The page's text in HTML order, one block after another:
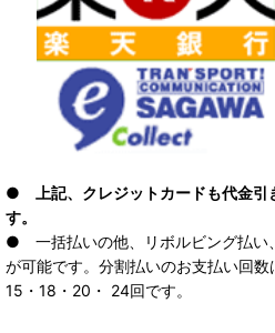
● 上記、クレジットカードも代金引
す。
● 一括払いの他、リボルビング払い
が可能です。分割払いのお支払い回
15・18・20・ 24回です。